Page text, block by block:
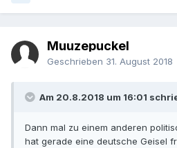
Muuzepuckel
Geschrieben 31. August 2018
Am 20.8.2018 um 16:01
Dann mal zu einem anderen
hat gerade eine deutsche Geisel